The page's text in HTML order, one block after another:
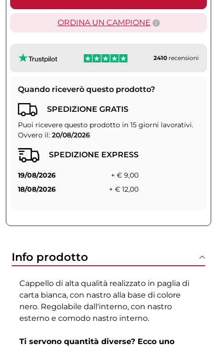
ORDINA UN CAMPIONE
2410 recensioni
Quando riceverò questo prodotto?
SPEDIZIONE GRATIS
Puoi ricevere questo prodotto in 15 giorni lavorativi.
Ovvero il: 20/08/2026
SPEDIZIONE EXPRESS
19/08/2026
+ € 9,00
18/08/2026
+ € 12,00
Info prodotto
Cappello di alta qualità realizzato in paglia di
carta bianca, con nastro alla base di colore
nero. Regolabile dall'interno, con nastro
esterno e comodo nastro interno.
Ti servono quantità diverse? Ecco uno